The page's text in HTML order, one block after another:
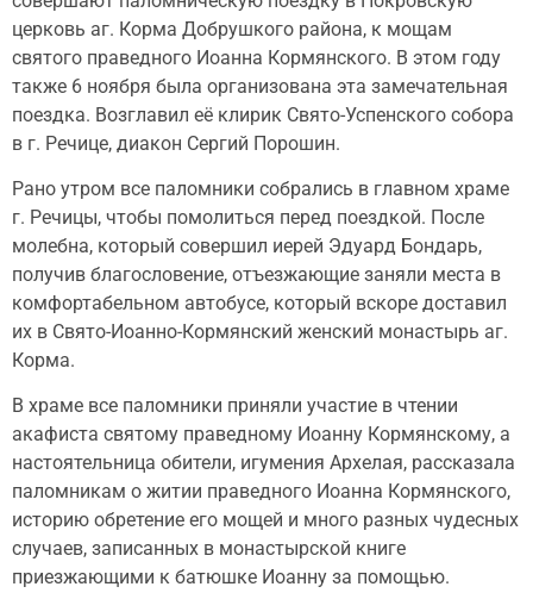
церковь аг. Корма Добрушкого района, к мощам
святого праведного Иоанна Кормянского. В этом году
также 6 ноября была организована эта замечательная
поездка. Возглавил её клирик Свято-Успенского собора
в г. Речице, диакон Сергий Порошин.
Рано утром все паломники собрались в главном храме
г. Речицы, чтобы помолиться перед поездкой. После
молебна, который совершил иерей Эдуард Бондарь,
получив благословение, отъезжающие заняли места в
комфортабельном автобусе, который вскоре доставил
их в Свято-Иоанно-Кормянский женский монастырь аг.
Корма.
В храме все паломники приняли участие в чтении
акафиста святому праведному Иоанну Кормянскому, а
настоятельница обители, игумения Архелая, рассказала
паломникам о житии праведного Иоанна Кормянского,
историю обретение его мощей и много разных чудесных
случаев, записанных в монастырской книге
приезжающими к батюшке Иоанну за помощью.